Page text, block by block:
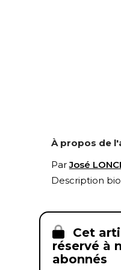
À propos de
ParJosé
Description
Cet
réservé à
abonnés